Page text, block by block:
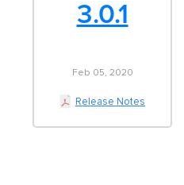
3.0.1
Feb 05, 2020
Release Notes